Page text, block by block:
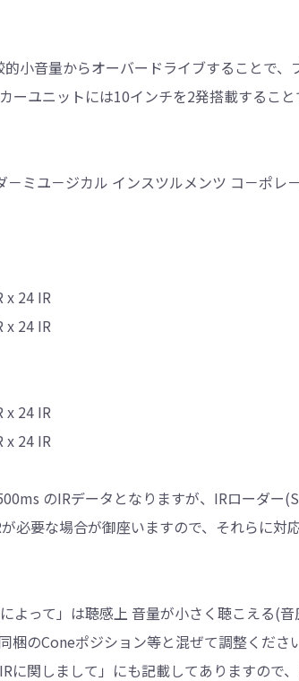
小音量からオーバードライブすることで、
ーユニットには10インチを2発搭載するこ
ミユ－ジカル インスツルメンツ コ－ポレ
x 24 IR
x 24 IR
x 24 IR
x 24 IR
のIRデータとなりますが、IRローダ
必要な場合が御座いますので、それらに対
よって」は聴感上 音量が小さく聴こえる(
のConeポジション等と混ぜて調整くださ
に関しまして」にも記載してありますので